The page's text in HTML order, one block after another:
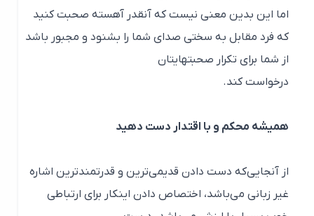
اما این بدین معنی نیست که آنقدر آهسته صحبت کنید
که فرد مقابل به سختی صدای شما را بشنود و مجبور باشد
از شما برای تکرار صحبتهایتان
درخواست کند.
همیشه محکم و با اقتدار دست دهید
از آنجایی‌که دست دادن قدیمی‌ترین و قدرتمندترین اشاره
غیر زبانی می‌باشد، اختصاص دادن اینکار برای ارتباطی